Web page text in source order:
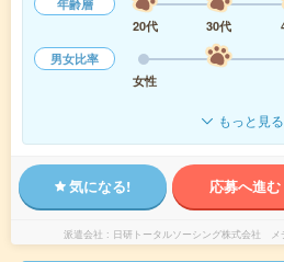
年齢層
20代
30代
男女比率
女性
もっと見る
気になる! 応募へ進む
派遣会社 日研トータルソーシング株式会社